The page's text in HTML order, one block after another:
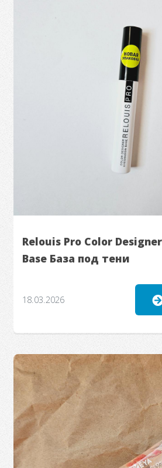
Relouis Pro Color
Base База под тени
18.03.2026